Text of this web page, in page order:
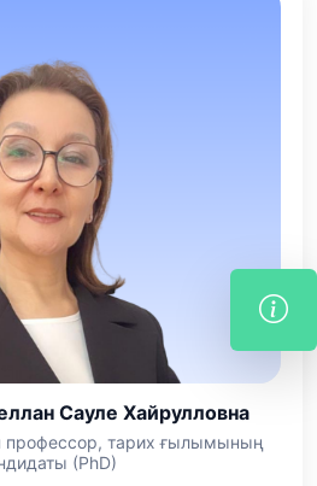
Байдильдина Феллан Сауле Хайрулловна
тарих ғылымының
(PhD)